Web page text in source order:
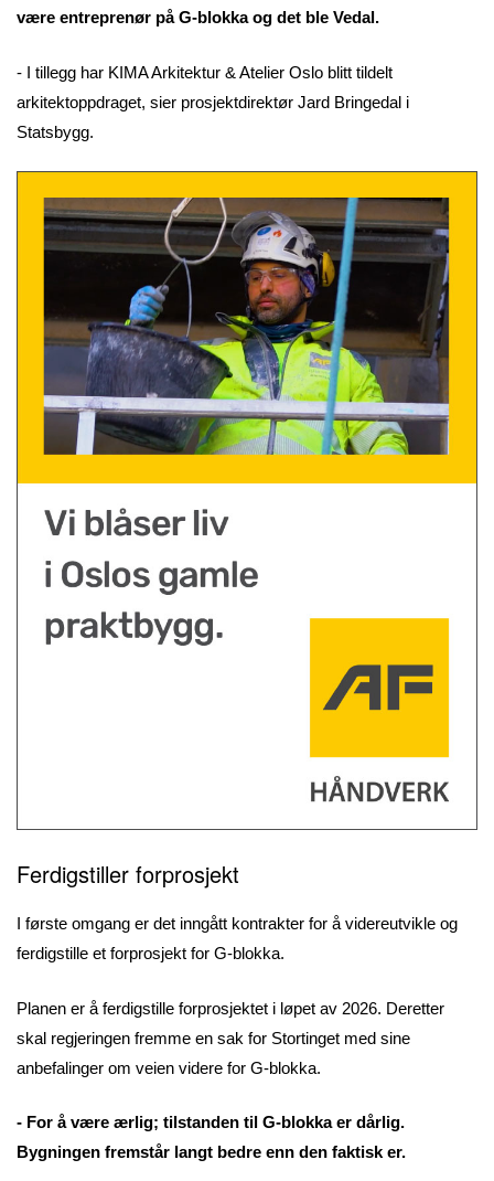
være entreprenør på G-blokka og det ble Vedal.
- I tillegg har KIMA Arkitektur & Atelier Oslo blitt tildelt
arkitektoppdraget, sier prosjektdirektør Jard Bringedal i
Statsbygg.
Ferdigstiller forprosjekt
I første omgang er det inngått kontrakter for å videreutvikle og
ferdigstille et forprosjekt for G-blokka.
Planen er å ferdigstille forprosjektet i løpet av 2026. Deretter
skal regjeringen fremme en sak for Stortinget med sine
anbefalinger om veien videre for G-blokka.
- For å være ærlig; tilstanden til G-blokka er dårlig.
Bygningen fremstår langt bedre enn den faktisk er.